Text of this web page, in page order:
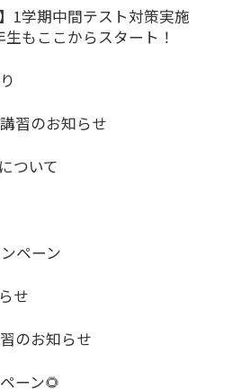
1学期中間テスト対策実施
ここからスタート！
習のお知らせ
ついて
ペーン
せ
のお知らせ
ーン🌻